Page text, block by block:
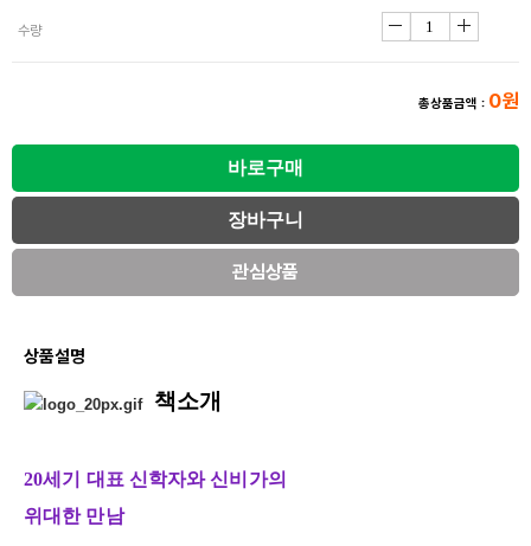
수량
총상품금액 : 0원
관심상품
상품설명
책소개
20세기 대표 신학자와 신비가의
위대한 만남